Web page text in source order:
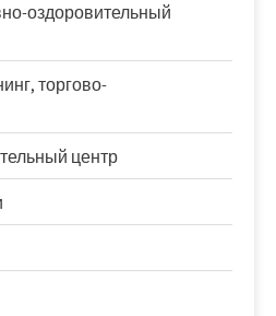
оздоровительный
торгово-
центр